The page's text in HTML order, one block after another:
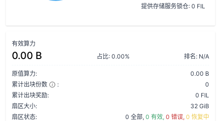
提供存储服务锁仓: 0 FIL
有效算力
0.00 B 占比: 0.00% 排名: N/A
原值算力:
0.00 B
累计出块份数
:
0
累计出块奖励:
0 FIL
扇区大小:
32 GiB
扇区状态:
0 全部, 0 有效, 0 错误, 0 恢复中